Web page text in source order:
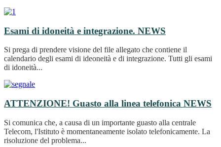
Esami di idoneità e integrazione. NEWS
Si prega di prendere visione del file allegato che contiene il
calendario degli esami di ideoneità e di integrazione. Tutti gli esami
di idoneità...
ATTENZIONE! Guasto alla linea telefonica NEWS
Si comunica che, a causa di un importante guasto alla centrale
Telecom, l'Istituto è momentaneamente isolato telefonicamente. La
risoluzione del problema...